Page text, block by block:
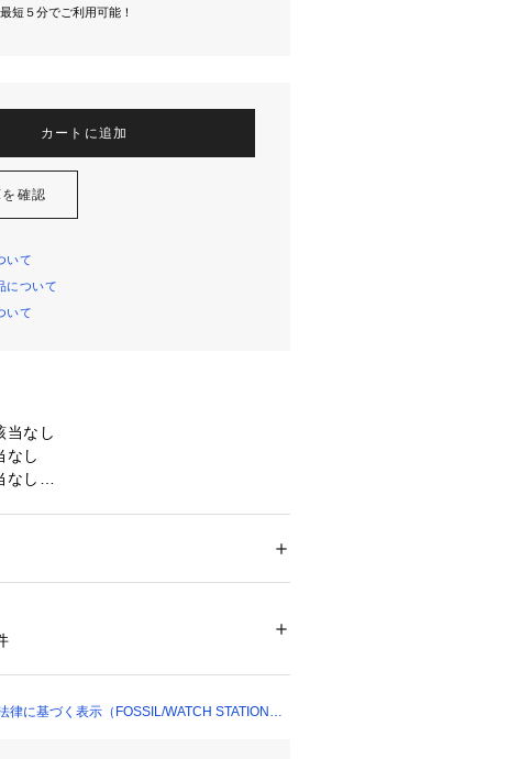
短５分でご利用可能！
カートに追加
確認
いて
について
いて
当なし
なし
なし
合がございます。
ップ）
律に基づく表示（FOSSIL/WATCH STATION